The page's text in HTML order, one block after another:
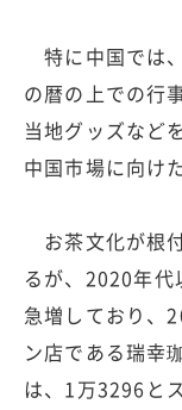
特に中国では
の暦の上での行
当地グッズなど
中国市場に向け
お茶文化が根
るが、2020年
急増しており、
ン店である瑞幸
は、1万3296と